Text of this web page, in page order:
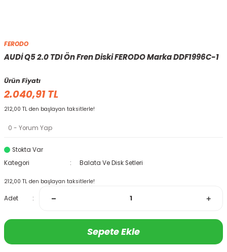
FERODO
AUDİ Q5 2.0 TDI Ön Fren Diski FERODO Marka DDF1996C-1
Ürün Fiyatı
2.040,91 TL
212,00 TL den başlayan taksitlerle!
0 - Yorum Yap
Stokta Var
Kategori
Balata Ve Disk Setleri
212,00 TL den başlayan taksitlerle!
Adet
Sepete Ekle